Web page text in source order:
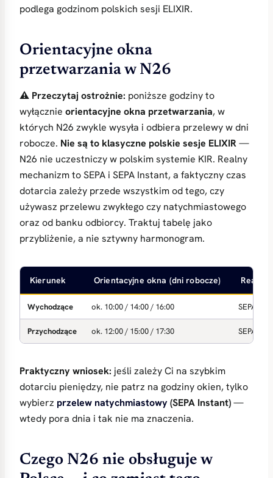
podlega godzinom polskich sesji ELIXIR.
Orientacyjne okna
przetwarzania w N26
⚠️ Przeczytaj ostrożnie: poniższe godziny to
wyłącznie orientacyjne okna przetwarzania, w
których N26 zwykle wysyła i odbiera przelewy w dni
robocze. Nie są to klasyczne polskie sesje ELIXIR—
N26 nie uczestniczy w polskim systemie KIR. Realny
mechanizm to SEPA i SEPA Instant, a faktyczny czas
dotarcia zależy przede wszystkim od tego, czy
używasz przelewu zwykłego czy natychmiastowego
oraz od banku odbiorcy. Traktuj tabelę jako
przybliżenie, a nie sztywny harmonogram.
Kierunek Orientacyjne okna (dni robocze) Realny
Wychodzące ok. 10:00 / 14:00 / 16:00 SEPA
Przychodzące ok. 12:00 / 15:00 / 17:30 SEPA
Praktyczny wniosek: jeśli zależy Ci na szybkim
dotarciu pieniędzy, nie patrz na godziny okien, tylko
wybierz przelew natychmiastowy(SEPA Instant)—
wtedy pora dnia i tak nie ma znaczenia.
Czego N26 nie obsługuje w